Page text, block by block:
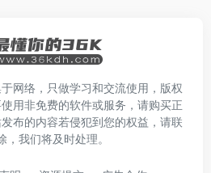
网络，只做学习和交流使用，版权
用非免费的软件或服务，请购买正
布的内容若侵犯到您的权益，请联
，我们将及时处理。